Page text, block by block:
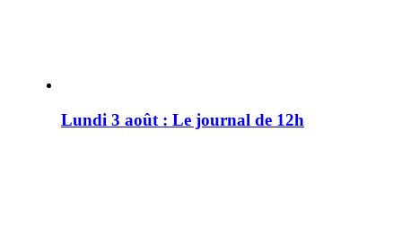
Lundi 3 août : Le journal de 12h